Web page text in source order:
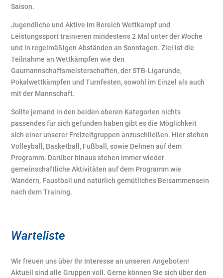
Saison.
Jugendliche und Aktive im Bereich Wettkampf und
Leistungssport trainieren mindestens 2 Mal unter der Woche
und in regelmäßigen Abständen an Sonntagen. Ziel ist die
Teilnahme an Wettkämpfen wie den
Gaumannschaftsmeisterschaften, der STB-Ligarunde,
Pokalwettkämpfen und Turnfesten, sowohl im Einzel als auch
mit der Mannschaft.
Sollte jemand in den beiden oberen Kategorien nichts
passendes für sich gefunden haben gibt es die Möglichkeit
sich einer unserer Freizeitgruppen anzuschließen. Hier stehen
Volleyball, Basketball, Fußball, sowie Dehnen auf dem
Programm. Darüber hinaus stehen immer wieder
gemeinschaftliche Aktivitäten auf dem Programm wie
Wandern, Faustball und natürlich gemütliches Beisammensein
nach dem Training.
Warteliste
Wir freuen uns über Ihr Interesse an unseren Angeboten!
Aktuell sind alle Gruppen voll. Gerne können Sie sich über den